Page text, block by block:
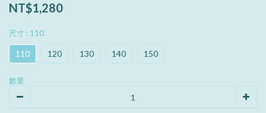
NT$1,280
尺寸 : 110
110 120 130 140 150
數量